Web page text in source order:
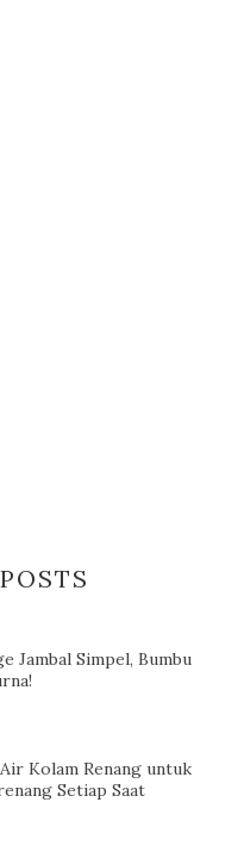
Jambal Simpel, Bumbu
Kolam Renang untuk
Setiap Saat